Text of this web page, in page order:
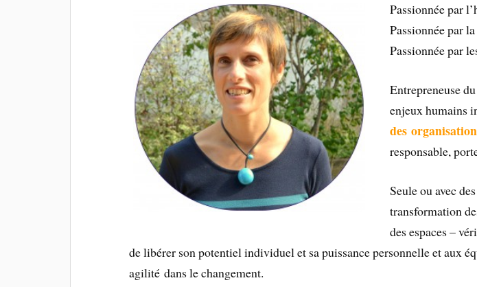
Passionnée par
Passionnée par
Passionnée par
Entrepreneuse
enjeux humains
des
responsable,
Seule ou avec
transformation
des espaces –
de libérer son potentiel individuel et sa puissance personnelle et aux
agilité dans le changement.